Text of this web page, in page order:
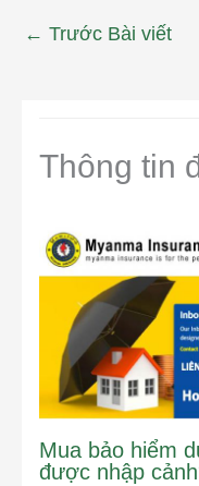
← Trước Bài viết
Thông tin
Mua bảo hiểm
được nhập